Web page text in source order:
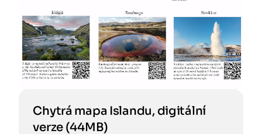
Chytrá mapa Islandu, digitální
verze (44MB)